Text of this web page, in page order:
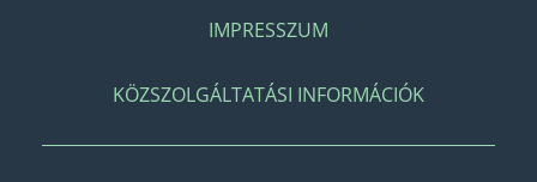
IMPRESSZUM
KÖZSZOLGÁLTATÁSI INFORMÁCIÓK